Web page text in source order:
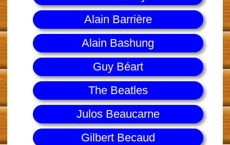
Alain Barrière
Alain Bashung
Guy Béart
The Beatles
Julos Beaucarne
Gilbert Becaud